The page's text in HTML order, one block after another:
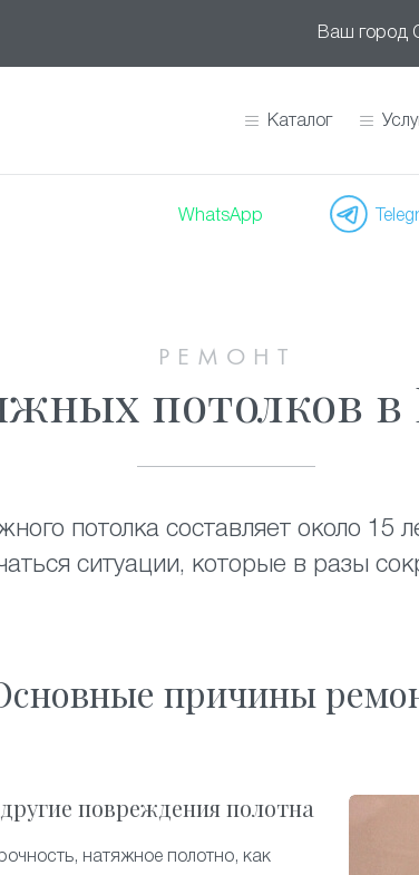
Ваш город
Каталог
WhatsApp
РЕМОНТ
потолков в
потолка составляет около
ситуации, которые в разы
причины
повреждения полотна
натяжное полотно, как